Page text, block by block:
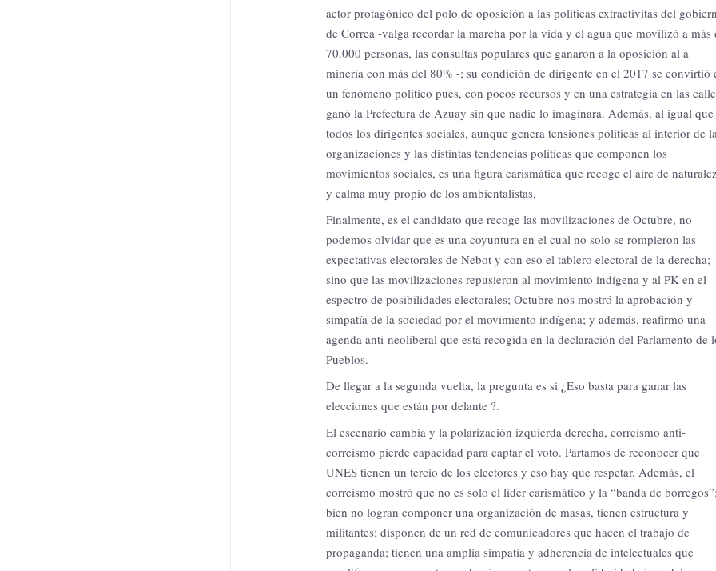
actor protagónico del polo de oposición a las políticas extractivitas del
de Correa -valga recordar la marcha por la vida y el agua que movilizó a más
70.000 personas, las consultas populares que ganaron a la oposición al a
minería con más del 80% -; su condición de dirigente en el 2017 se convirtió
un fenómeno político pues, con pocos recursos y en una estrategia en las
ganó la Prefectura de Azuay sin que nadie lo imaginara. Además, al igual que
todos los dirigentes sociales, aunque genera tensiones políticas al interior de
organizaciones y las distintas tendencias políticas que componen los
movimientos sociales, es una figura carismática que recoge el aire de
y calma muy propio de los ambientalistas,
Finalmente, es el candidato que recoge las movilizaciones de Octubre, no
podemos olvidar que es una coyuntura en el cual no solo se rompieron las
expectativas electorales de Nebot y con eso el tablero electoral de la derecha;
sino que las movilizaciones repusieron al movimiento indígena y al PK en el
espectro de posibilidades electorales; Octubre nos mostró la aprobación y
simpatía de la sociedad por el movimiento indígena; y además, reafirmó una
agenda anti-neoliberal que está recogida en la declaración del Parlamento de
Pueblos.
De llegar a la segunda vuelta, la pregunta es si ¿Eso basta para ganar las
elecciones que están por delante ?.
El escenario cambia y la polarización izquierda derecha, correísmo anti-
correísmo pierde capacidad para captar el voto. Partamos de reconocer que
UNES tienen un tercio de los electores y eso hay que respetar. Además, el
correísmo mostró que no es solo el líder carismático y la “banda de
bien no logran componer una organización de masas, tienen estructura y
militantes; disponen de un red de comunicadores que hacen el trabajo de
propaganda; tienen una amplia simpatía y adherencia de intelectuales que